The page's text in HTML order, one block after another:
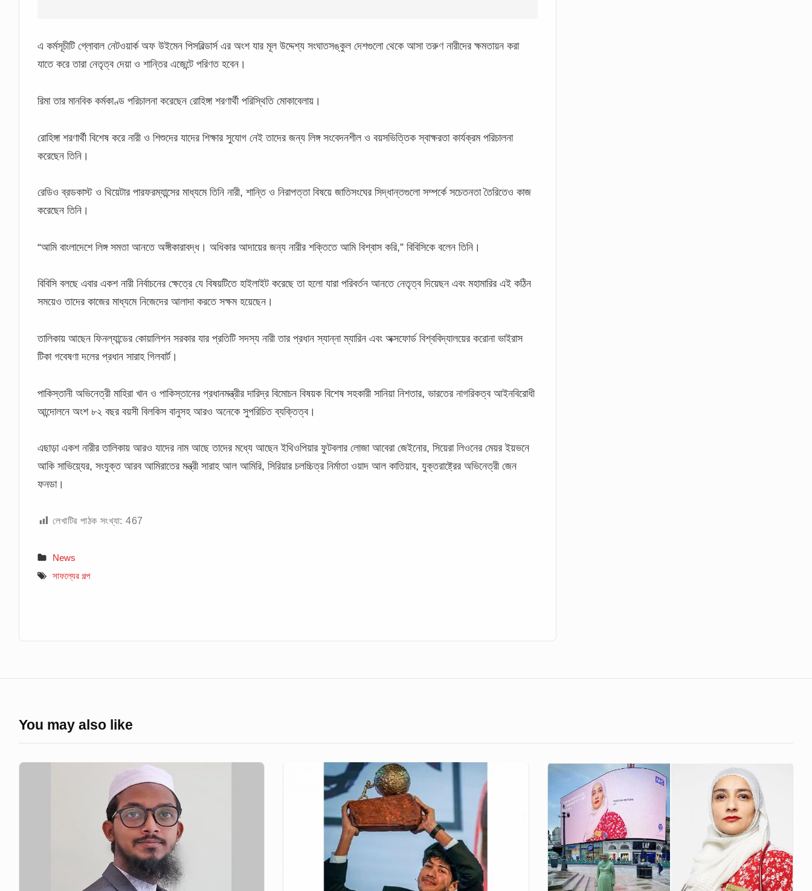
এ কর্মসূচীটি গ্লোবাল নেটওয়ার্ক অফ উইমেন পিসবিল্ডার্স এর অংশ যার মূল উদ্দেশ্য সংঘাতসঙ্কুল দেশগুলো থেকে আসা তরুণ নারীদের ক্ষমতায়ন করা
যাতে করে তারা নেতৃত্ব দেয়া ও শান্তির এজেন্টে পরিণত হবেন।
রিমা তার মানবিক কর্মকাণ্ড পরিচালনা করেছেন রোহিঙ্গা শরণার্থী পরিস্থিতি মোকাবেলায়।
রোহিঙ্গা শরণার্থী বিশেষ করে নারী ও শিশুদের যাদের শিক্ষার সুযোগ নেই তাদের জন্য লিঙ্গ সংবেদনশীল ও বয়সভিত্তিক স্বাক্ষরতা কার্যক্রম পরিচালনা
করেছেন তিনি।
রেডিও ব্রডকাস্ট ও থিয়েটার পারফরম্যান্সের মাধ্যমে তিনি নারী, শান্তি ও নিরাপত্তা বিষয়ে জাতিসংঘের সিদ্ধান্তগুলো সম্পর্কে সচেতনতা তৈরিতেও কাজ
করেছেন তিনি।
“আমি বাংলাদেশে লিঙ্গ সমতা আনতে অঙ্গীকারাবদ্ধ। অধিকার আদায়ের জন্য নারীর শক্তিতে আমি বিশ্বাস করি,” বিবিসিকে বলেন তিনি।
বিবিসি বলছে এবার একশ নারী নির্বাচনের ক্ষেত্রে যে বিষয়টিতে হাইলাইট করেছে তা হলো যারা পরিবর্তন আনতে নেতৃত্ব দিয়েছন এবং মহামারির এই কঠিন
সময়েও তাদের কাজের মাধ্যমে নিজেদের আলাদা করতে সক্ষম হয়েছেন।
তালিকায় আছেন ফিনল্যান্ডের কোয়ালিশন সরকার যার প্রতিটি সদস্য নারী তার প্রধান স্যান্না ম্যারিন এবং অক্সফোর্ড বিশ্ববিদ্যালয়ের করোনা ভাইরাস
টিকা গবেষণা দলের প্রধান সারাহ গিলবার্ট।
পাকিস্তানী অভিনেত্রী মাহিরা খান ও পাকিস্তানের প্রধানমন্ত্রীর দারিদ্র বিমোচন বিষয়ক বিশেষ সহকারী সানিয়া নিশতার, ভারতের নাগরিকত্ব আইনবিরোধী
আন্দোলনে অংশ ৮২ বছর বয়সী বিলকিস বানুসহ আরও অনেকে সুপরিচিত ব্যক্তিত্ব।
এছাড়া একশ নারীর তালিকায় আরও যাদের নাম আছে তাদের মধ্যে আছেন ইথিওপিয়ার ফুটবলার লোজা আবেরা জেইনোর, সিয়েরা লিওনের মেয়র ইয়ভনে
আকি সাভিয়্যের, সংযুক্ত আরব আমিরাতের মন্ত্রী সারাহ আল আমিরি, সিরিয়ার চলচ্চিত্র নির্মাতা ওয়াদ আল কাতিয়াব, যুক্তরাষ্ট্রের অভিনেত্রী জেন
ফনডা।
লেখাটির পাঠক সংখ্যা: 467
News
সাফল্যের গল্প
You may also like
লন্ডনের
বিলবোর্ডে
বাংলাদেশিদের
গর্ব
“ডা.
ফারজানা
হোসেইন”